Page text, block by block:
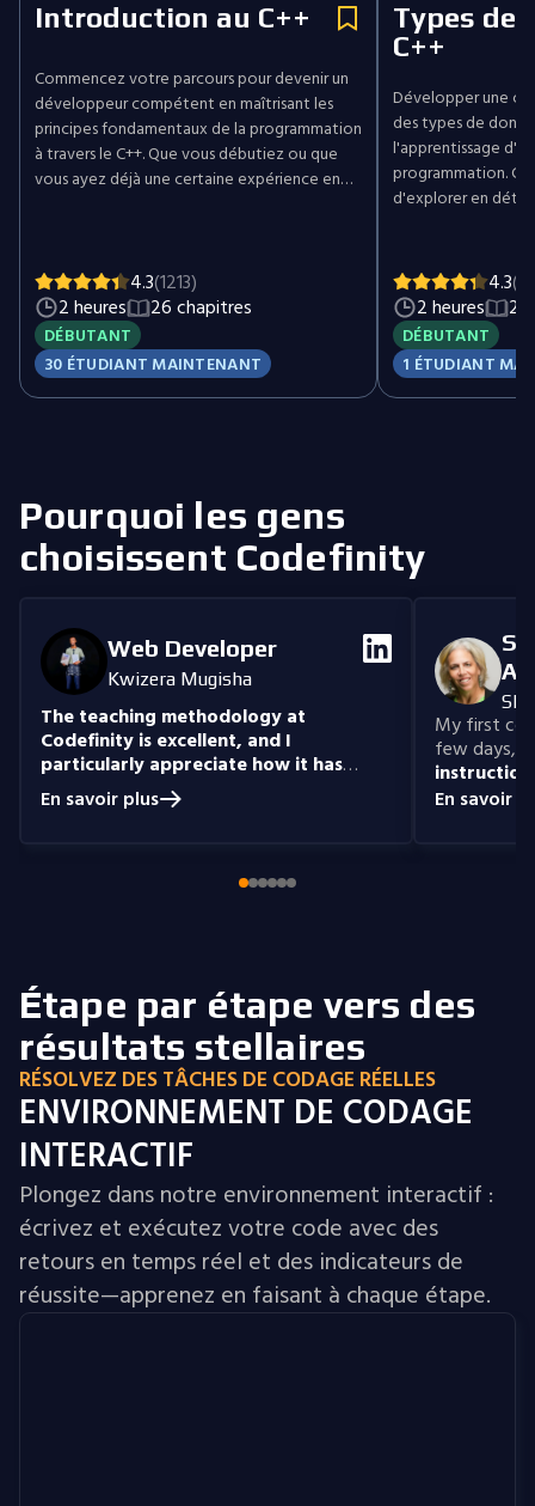
Introduction au C++
Commencez votre parcours pour devenir un
développeur compétent en maîtrisant les
principes fondamentaux de la programmation
à travers le C++. Que vous débutiez ou que
vous ayez déjà une certaine expérience en
de nombreuses opportunités de carrière dans
le développement logiciel et l’ingénierie.
Étudions le C++ !
4.3(1213)
2 heures
26 chapitres
DÉBUTANT
30 ÉTUDIANT MAINTENANT
Types de
C++
Développer une
des types de
l'apprentissage
programmation.
d'explorer en
aborde la
4.3
2 heures
DÉBUTANT
1 ÉTUDIANT
Pourquoi les gens
choisissent Codefinity
Web Developer
Kwizera Mugisha
The teaching methodology at
Codefinity is excellent, and I
particularly appreciate how it has
prepared me to handle real-world
coding problems.
knowledge I have gained.
En savoir plus
My first
few days,
En savoir
Étape par étape vers des
résultats stellaires
RÉSOLVEZ DES TÂCHES DE CODAGE RÉELLES
ENVIRONNEMENT DE CODAGE
INTERACTIF
Plongez dans notre environnement interactif :
écrivez et exécutez votre code avec des
retours en temps réel et des indicateurs de
réussite—apprenez en faisant à chaque étape.